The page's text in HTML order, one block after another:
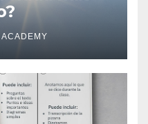
ACADEMY